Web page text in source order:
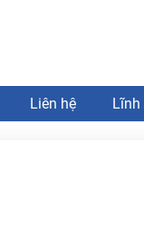
Liên hệ Lĩnh